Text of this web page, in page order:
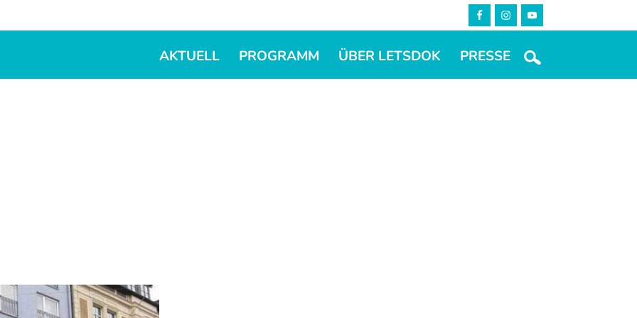
AKTUELL PROGRAMM ÜBER LETSDOK PRESSE